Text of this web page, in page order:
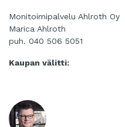
Monitoimipalvelu Ahlroth Oy
Marica Ahlroth
puh. 040 506 5051
Kaupan välitti: